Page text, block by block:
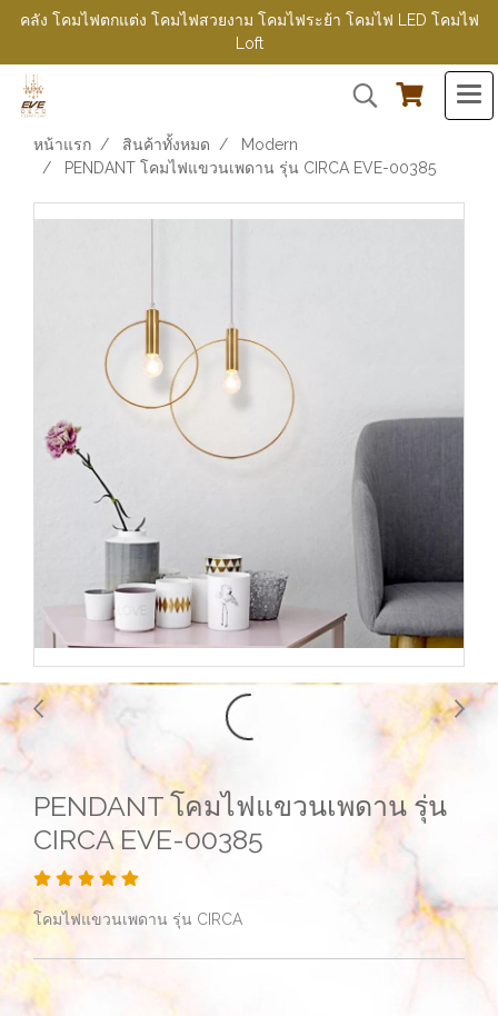
คลัง โคมไฟตกแต่ง โคมไฟสวยงาม โคมไฟระย้า โคมไฟ LED โคมไฟ
Loft
หน้าแรก สินค้าทั้งหมด
Modern
PENDANT โคมไฟแขวนเพดาน รุ่น CIRCA EVE-00385
PENDANT โคมไฟแขวนเพดาน รุ่น
CIRCA EVE-00385
โคมไฟแขวนเพดาน รุ่น CIRCA